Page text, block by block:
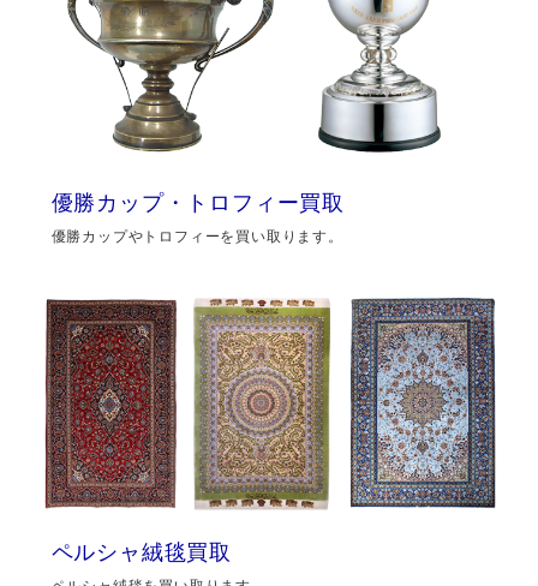
優勝カップ・トロフィー買取
優勝カップやトロフィーを買い取ります。
ペルシャ絨毯買取